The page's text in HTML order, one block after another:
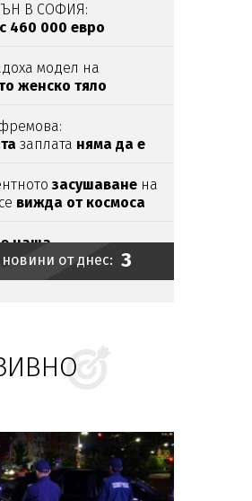
В СОФИЯ:
460 000 евро
модел на
женско тяло
заплата няма да е
засушаване на
вижда от космоса
е наша
Емили
се хвана с
щъркелив Габрово
от днес: 3